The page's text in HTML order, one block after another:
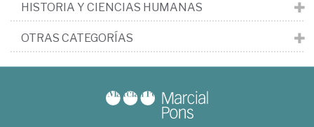
HISTORIA Y CIENCIAS HUMANAS
OTRAS CATEGORÍAS